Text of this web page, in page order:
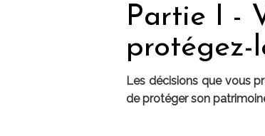
Partie I -
protégez-
Les décisions que vous
de protéger son